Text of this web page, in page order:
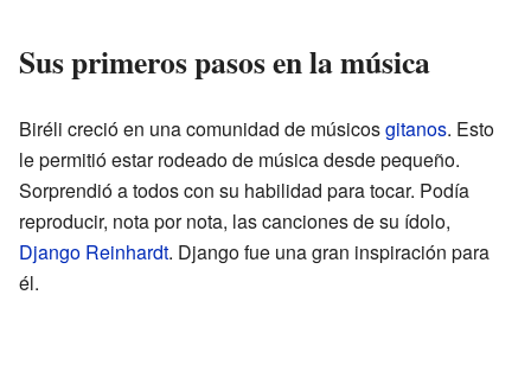
Sus primeros pasos en la música
Biréli creció en una comunidad de músicosgitanos. Esto
le permitió estar rodeado de música desde pequeño.
Sorprendió a todos con su habilidad para tocar. Podía
reproducir, nota por nota, las canciones de su ídolo,
Django Reinhardt. Django fue una gran inspiración para
él.